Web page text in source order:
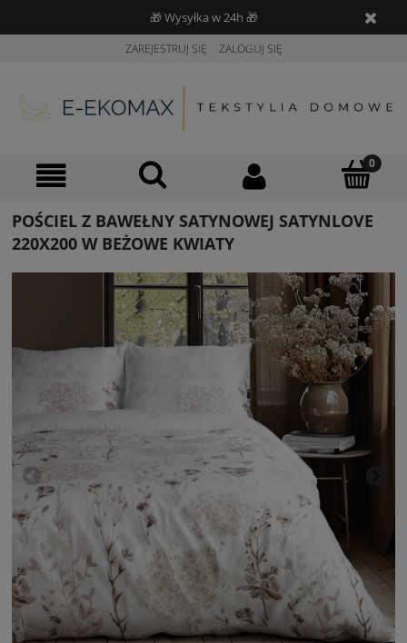
🎁 Wysyłka w 24h 🎁
ZAREJESTRUJ SIĘ ZALOGUJ SIĘ
POŚCIEL Z BAWEŁNY SATYNOWEJ SATYNLOVE
220X200 W BEŻOWE KWIATY